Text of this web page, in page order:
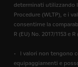
determinati utilizzando
Procedure (WLTP), e i
consentirne la
R (EU) No. 2017/1153 e R
• I valori non tengono
equipaggiamenti e